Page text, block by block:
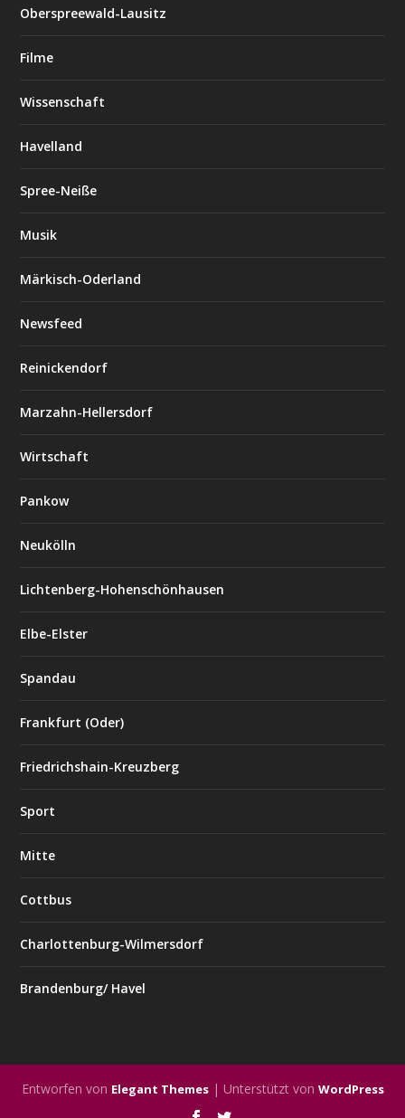
Oberspreewald-Lausitz
Filme
Wissenschaft
Havelland
Spree-Neiße
Musik
Märkisch-Oderland
Newsfeed
Reinickendorf
Marzahn-Hellersdorf
Wirtschaft
Pankow
Neukölln
Lichtenberg-Hohenschönhausen
Elbe-Elster
Spandau
Frankfurt (Oder)
Friedrichshain-Kreuzberg
Sport
Mitte
Cottbus
Charlottenburg-Wilmersdorf
Brandenburg/ Havel
Entworfen von Elegant Themes| Unterstützt von WordPress